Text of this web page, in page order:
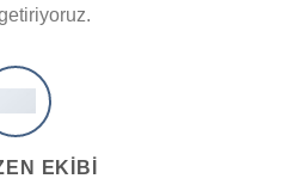
EKIBI